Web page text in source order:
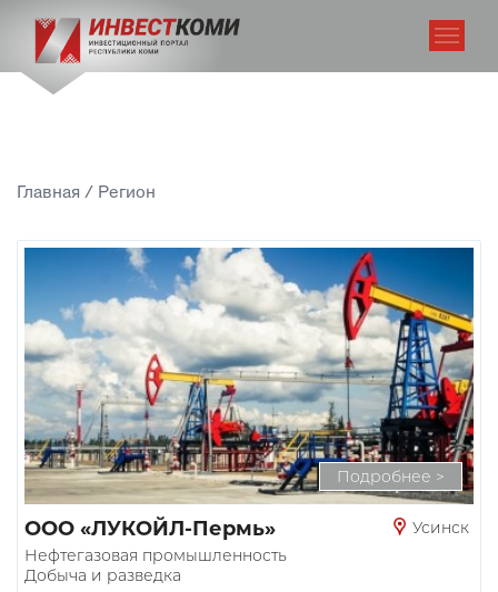
Главная / Регион
Подробнее >
ООО «ЛУКОЙЛ-Пермь»
Усинск
Нефтегазовая промышленность
Добыча и разведка